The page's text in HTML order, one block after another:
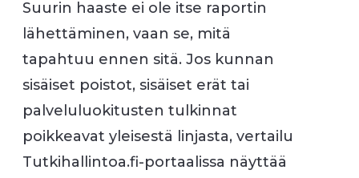
Suurin haaste ei ole itse raportin
lähettäminen, vaan se, mitä
tapahtuu ennen sitä. Jos kunnan
sisäiset poistot, sisäiset erät tai
palveluluokitusten tulkinnat
poikkeavat yleisestä linjasta, vertailu
Tutkihallintoa.fi-portaalissa näyttää